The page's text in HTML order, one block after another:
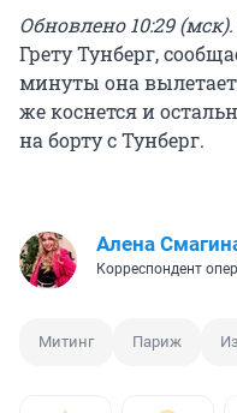
Обновлено 10:29 (мск).
Грету Тунберг,
минуты она
же коснется и
на борту с Тунберг.
Алена
Корреспондент
Митинг Париж